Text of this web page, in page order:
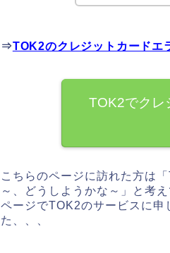
⇒TOK2のクレジットカードエ
TOK2でクレ
こちらのページに訪れた方は
～、どうしようかな～」と考
ページでTOK2のサービスに申
た、、、